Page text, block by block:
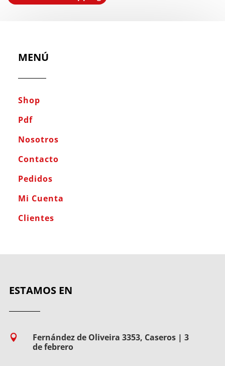
MENÚ
Shop
Pdf
Nosotros
Contacto
Pedidos
Mi Cuenta
Clientes
ESTAMOS EN

Fernández de Oliveira 3353, Caseros | 3
de febrero